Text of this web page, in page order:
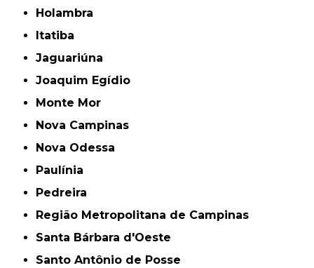
Holambra
Itatiba
Jaguariúna
Joaquim Egídio
Monte Mor
Nova Campinas
Nova Odessa
Paulínia
Pedreira
Região Metropolitana de Campinas
Santa Bárbara d'Oeste
Santo Antônio de Posse